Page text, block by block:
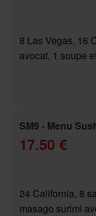
8 Las Vegas, 16
avocat, 1 soupe
SM9 - Menu
17.50 €
24 California, 8
masago surimi